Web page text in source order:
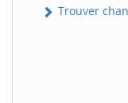
Trouver